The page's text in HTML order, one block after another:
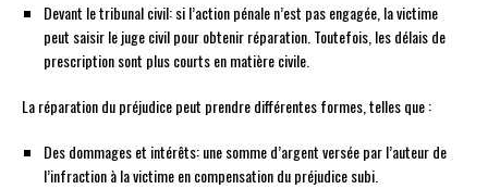
Devant le tribunal civil: si l’action pénale n’est pas engagée, la victime
peut saisir le juge civil pour obtenir réparation. Toutefois, les délais de
prescription sont plus courts en matière civile.
La réparation du préjudice peut prendre différentes formes, telles que :
Des dommages et intérêts: une somme d’argent versée par l’auteur de
l’infraction à la victime en compensation du préjudice subi.